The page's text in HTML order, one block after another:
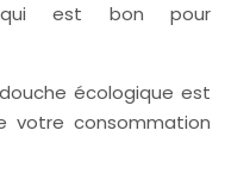
qui est bon pour
écologique est
votre consommation